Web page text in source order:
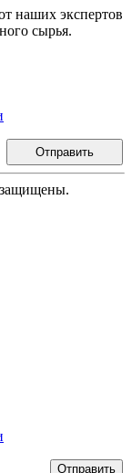
наших экспертов
сырья.
Отправить
Отправить